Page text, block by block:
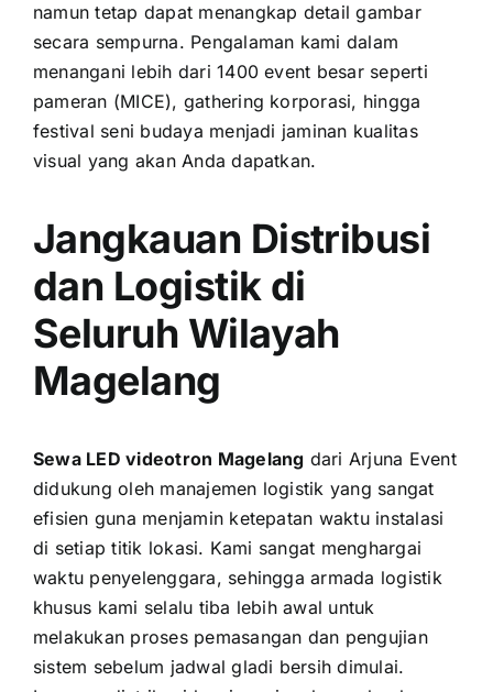
namun tetap dapat menangkap detail gambar
secara sempurna. Pengalaman kami dalam
menangani lebih dari 1400 event besar seperti
pameran (MICE), gathering korporasi, hingga
festival seni budaya menjadi jaminan kualitas
visual yang akan Anda dapatkan.
Jangkauan Distribusi
dan Logistik di
Seluruh Wilayah
Magelang
Sewa LED videotron Magelang dari Arjuna Event
didukung oleh manajemen logistik yang sangat
efisien guna menjamin ketepatan waktu instalasi
di setiap titik lokasi. Kami sangat menghargai
waktu penyelenggara, sehingga armada logistik
khusus kami selalu tiba lebih awal untuk
melakukan proses pemasangan dan pengujian
sistem sebelum jadwal gladi bersih dimulai.